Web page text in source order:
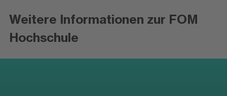
Weitere Informationen zur FOM
Hochschule